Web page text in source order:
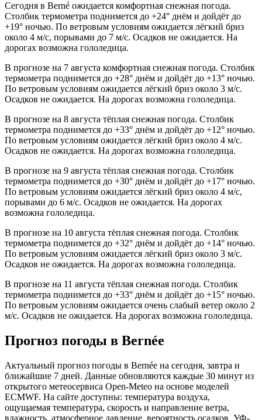
Сегодня в Berné ожидается комфортная снежная погода.
Столбик термометра поднимется до +24° днём и дойдёт до
+19° ночью. По ветровым условиям ожидается лёгкий бриз
около 4 м/с, порывами до 7 м/с. Осадков не ожидается. На
дорогах возможна гололедица.
В прогнозе на 7 августа комфортная снежная погода. Столбик
термометра поднимется до +28° днём и дойдёт до +13° ночью.
По ветровым условиям ожидается лёгкий бриз около 3 м/с.
Осадков не ожидается. На дорогах возможна гололедица.
В прогнозе на 8 августа тёплая снежная погода. Столбик
термометра поднимется до +33° днём и дойдёт до +12° ночью.
По ветровым условиям ожидается лёгкий бриз около 4 м/с.
Осадков не ожидается. На дорогах возможна гололедица.
В прогнозе на 9 августа тёплая снежная погода. Столбик
термометра поднимется до +30° днём и дойдёт до +17° ночью.
По ветровым условиям ожидается лёгкий бриз около 4 м/с,
порывами до 6 м/с. Осадков не ожидается. На дорогах
возможна гололедица.
В прогнозе на 10 августа тёплая снежная погода. Столбик
термометра поднимется до +32° днём и дойдёт до +14° ночью.
По ветровым условиям ожидается лёгкий бриз около 3 м/с.
Осадков не ожидается. На дорогах возможна гололедица.
В прогнозе на 11 августа тёплая снежная погода. Столбик
термометра поднимется до +33° днём и дойдёт до +15° ночью.
По ветровым условиям ожидается очень слабый ветер около 2
м/с. Осадков не ожидается. На дорогах возможна гололедица.
Прогноз погоды в Bernéе
Актуальный прогноз погоды в Bernéе на сегодня, завтра и
ближайшие 7 дней. Данные обновляются каждые 30 минут из
открытого метеосервиса Open-Meteo на основе моделей
ECMWF. На сайте доступны: температура воздуха,
ощущаемая температура, скорость и направление ветра,